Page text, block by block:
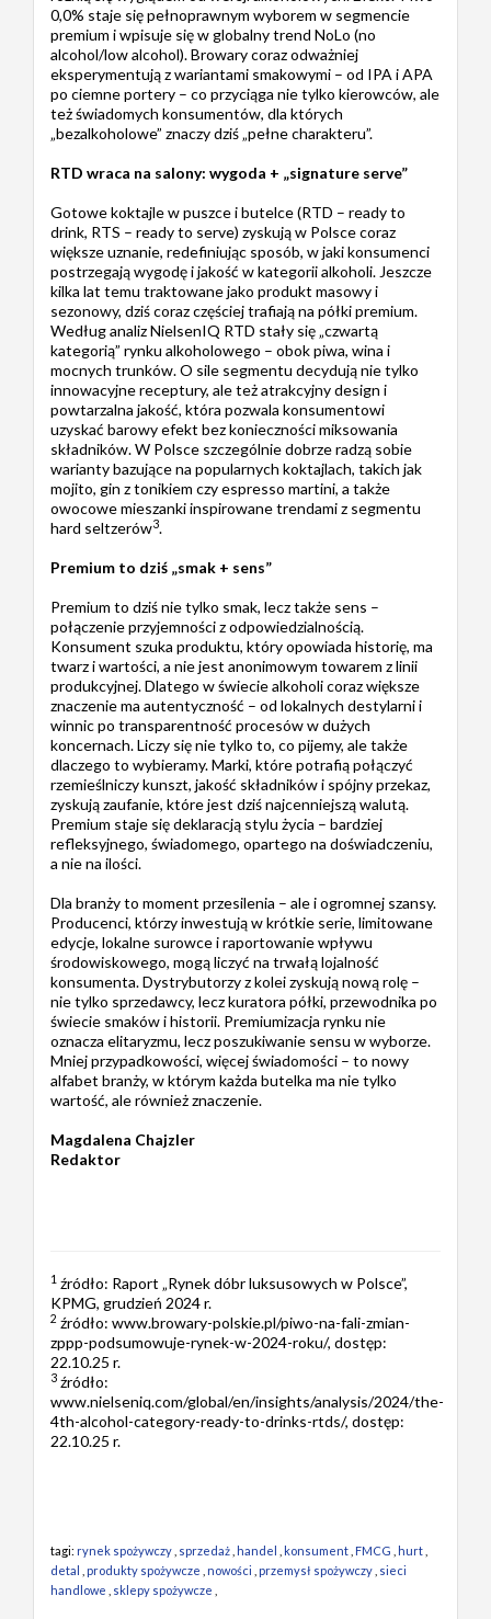
0,0% staje się pełnoprawnym wyborem w segmencie
premium i wpisuje się w globalny trend NoLo (no
alcohol/low alcohol). Browary coraz odważniej
eksperymentują z wariantami smakowymi – od IPA i APA
po ciemne portery – co przyciąga nie tylko kierowców, ale
też świadomych konsumentów, dla których
„bezalkoholowe” znaczy dziś „pełne charakteru”.
RTD wraca na salony: wygoda + „signature serve”
Gotowe koktajle w puszce i butelce (RTD – ready to
drink, RTS – ready to serve) zyskują w Polsce coraz
większe uznanie, redefiniując sposób, w jaki konsumenci
postrzegają wygodę i jakość w kategorii alkoholi. Jeszcze
kilka lat temu traktowane jako produkt masowy i
sezonowy, dziś coraz częściej trafiają na półki premium.
Według analiz NielsenIQ RTD stały się „czwartą
kategorią” rynku alkoholowego – obok piwa, wina i
mocnych trunków. O sile segmentu decydują nie tylko
innowacyjne receptury, ale też atrakcyjny design i
powtarzalna jakość, która pozwala konsumentowi
uzyskać barowy efekt bez konieczności miksowania
składników. W Polsce szczególnie dobrze radzą sobie
warianty bazujące na popularnych koktajlach, takich jak
mojito, gin z tonikiem czy espresso martini, a także
owocowe mieszanki inspirowane trendami z segmentu
hard seltzerów3.
Premium to dziś „smak + sens”
Premium to dziś nie tylko smak, lecz także sens –
połączenie przyjemności z odpowiedzialnością.
Konsument szuka produktu, który opowiada historię, ma
twarz i wartości, a nie jest anonimowym towarem z linii
produkcyjnej. Dlatego w świecie alkoholi coraz większe
znaczenie ma autentyczność – od lokalnych destylarni i
winnic po transparentność procesów w dużych
koncernach. Liczy się nie tylko to, co pijemy, ale także
dlaczego to wybieramy. Marki, które potrafią połączyć
rzemieślniczy kunszt, jakość składników i spójny przekaz,
zyskują zaufanie, które jest dziś najcenniejszą walutą.
Premium staje się deklaracją stylu życia – bardziej
refleksyjnego, świadomego, opartego na doświadczeniu,
a nie na ilości.
Dla branży to moment przesilenia – ale i ogromnej szansy.
Producenci, którzy inwestują w krótkie serie, limitowane
edycje, lokalne surowce i raportowanie wpływu
środowiskowego, mogą liczyć na trwałą lojalność
konsumenta. Dystrybutorzy z kolei zyskują nową rolę –
nie tylko sprzedawcy, lecz kuratora półki, przewodnika po
świecie smaków i historii. Premiumizacja rynku nie
oznacza elitaryzmu, lecz poszukiwanie sensu w wyborze.
Mniej przypadkowości, więcej świadomości – to nowy
alfabet branży, w którym każda butelka ma nie tylko
wartość, ale również znaczenie.
Magdalena Chajzler
Redaktor
1 źródło: Raport „Rynek dóbr luksusowych w Polsce”,
KPMG, grudzień 2024 r.
2 źródło: www.browary-polskie.pl/piwo-na-fali-zmian-
zppp-podsumowuje-rynek-w-2024-roku/, dostęp:
22.10.25 r.
3 źródło:
www.nielseniq.com/global/en/insights/analysis/2024/the-
4th-alcohol-category-ready-to-drinks-rtds/, dostęp:
22.10.25 r.
tagi: rynek spożywczy sprzedaż handel konsument FMCG hurt
detal
produkty spożywcze nowości przemysł spożywczy sieci
handlowe
sklepy spożywcze